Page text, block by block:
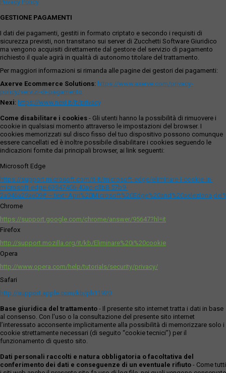
Privacy Policy
GESTIONE PAGAMENTI
I dati dei pagamenti, gestiti in formato criptato e secondo i requisiti di
sicurezza previsti, non transitano sui server di Zucchetti Software Giuridico
ma vengono acquisiti direttamente dal gestore del servizio di pagamento
richiesto il quale agirà in qualità di autonomo titolare del trattamento.
Per maggiori informazioni si rimanda alle pagine dei gestori dei pagamenti:
Axerve Ecommerce Solutions: https://www.axerve.com/privacy-
policy/servizi-di-pagamento
Nexi: https://www.nexi.it/it/privacy
Come disabilitare i cookies - Gli utenti hanno la possibilità di rimuovere i
cookie in qualsiasi momento attraverso le impostazioni del browser. I
cookies memorizzati sul disco fisso del tuo dispositivo possono comunque
essere cancellati ed è inoltre possibile disabilitare i cookies seguendo le
indicazioni fornite dai principali browser, ai link seguenti:
Microsoft Edge
https://support.microsoft.com/it-it/microsoft-edge/eliminare-i-cookie-in-
microsoft-edge-63947406-40ac-c3b8-57b9-
Chrome
https://support.google.com/chrome/answer/95647?hl=it
Firefox
http://support.mozilla.org/it/kb/Eliminare%20i%20cookie
Opera
http://www.opera.com/help/tutorials/security/privacy/
Safari
http://support.apple.com/kb/ph11920
Base giuridica del trattamento - Il presente sito internet tratta i dati in base
al consenso. Con l'uso o la consultazione del presente sito internet
l’interessato acconsente implicitamente alla possibilità di memorizzare solo i
cookie strettamente necessari (di seguito “cookie tecnici”) per il
funzionamento di questo sito.
Dati personali raccolti e natura obbligatoria o facoltativa del
conferimento dei dati e conseguenze di un eventuale rifiuto - Come tutti